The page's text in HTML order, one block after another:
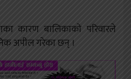
कारण बालिकाको परिवारले
अपील गरेका छन् ।